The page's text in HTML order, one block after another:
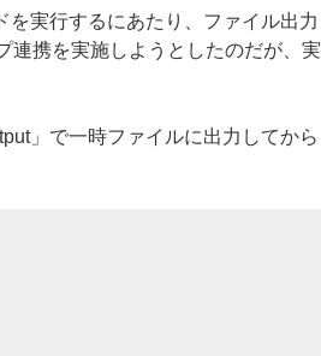
実行するにあたり、ファイル出力
連携を実施しようとしたのだが、実
」で一時ファイルに出力してから